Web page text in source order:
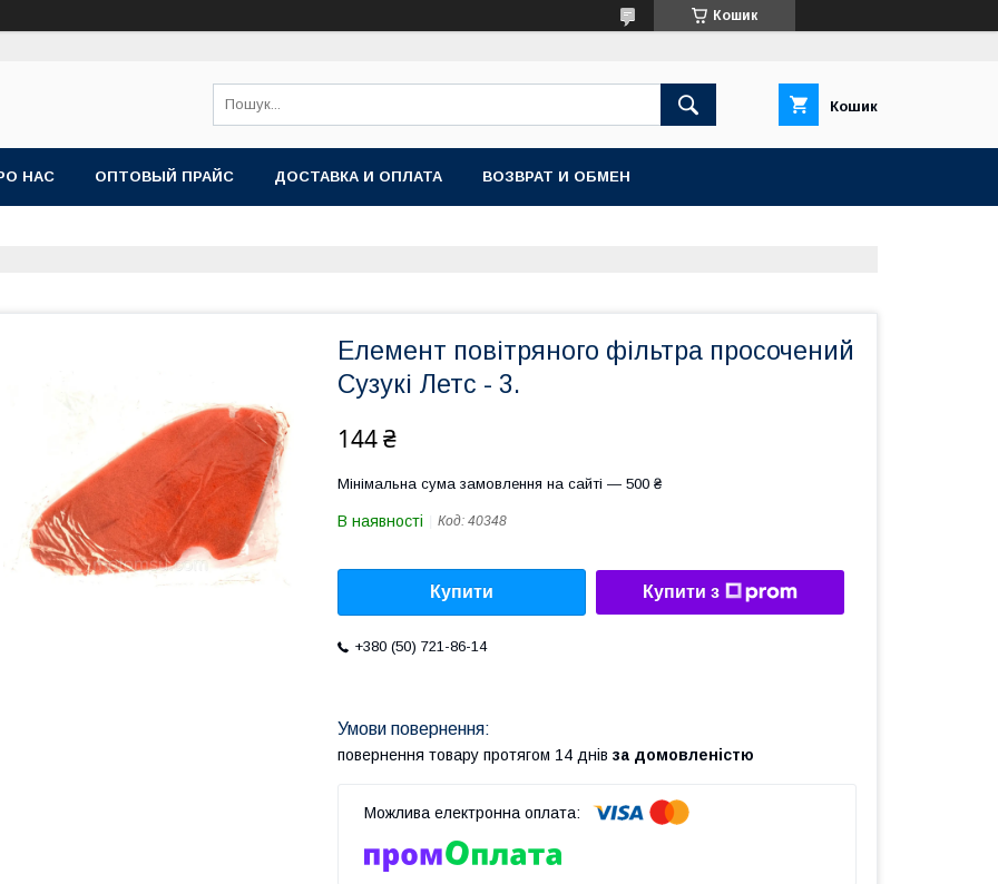
Кошик
Кошик
НАС ОПТОВЫЙ ПРАЙС ДОСТАВКА И ОПЛАТА ВОЗВРАТ И ОБМЕН
Елемент повітряного фільтра просочений
Сузукі Летс - 3.
144 ₴
Мінімальна сума замовлення на сайті — 500 ₴
В наявності Код: 40348
Купити Купити з
+380 (50) 721-86-14
повернення товару протягом 14 днів за домовленістю